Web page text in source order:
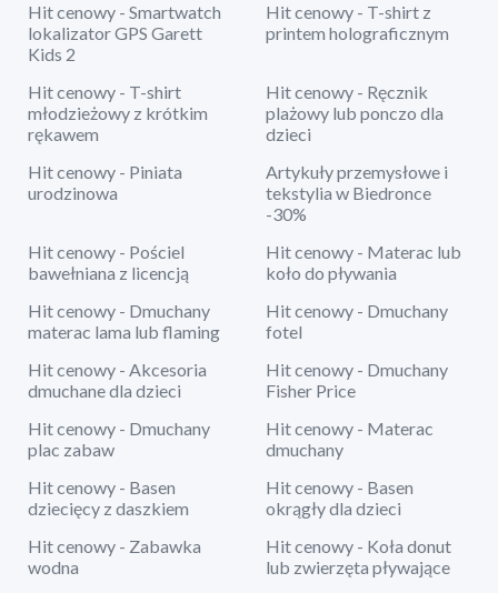
Hit cenowy - Smartwatch
lokalizator GPS Garett
Kids 2
Hit cenowy - T-shirt z
printem holograficznym
Hit cenowy - T-shirt
młodzieżowy z krótkim
rękawem
Hit cenowy - Ręcznik
plażowy lub ponczo dla
dzieci
Hit cenowy - Piniata
urodzinowa
Artykuły przemysłowe i
tekstylia w Biedronce
-30%
Hit cenowy - Pościel
bawełniana z licencją
Hit cenowy - Materac lub
koło do pływania
Hit cenowy - Dmuchany
materac lama lub flaming
Hit cenowy - Dmuchany
fotel
Hit cenowy - Akcesoria
dmuchane dla dzieci
Hit cenowy - Dmuchany
Fisher Price
Hit cenowy - Dmuchany
plac zabaw
Hit cenowy - Materac
dmuchany
Hit cenowy - Basen
dziecięcy z daszkiem
Hit cenowy - Basen
okrągły dla dzieci
Hit cenowy - Zabawka
wodna
Hit cenowy - Koła donut
lub zwierzęta pływające